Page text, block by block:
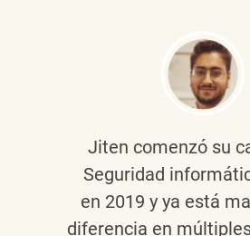
Jiten comenzó su
Seguridad
en 2019 y ya está
diferencia en